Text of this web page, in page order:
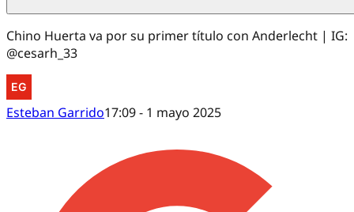
Chino Huerta va por su primer título con Anderlecht | IG:
@cesarh_33
Esteban Garrido17:09 - 1 mayo 2025